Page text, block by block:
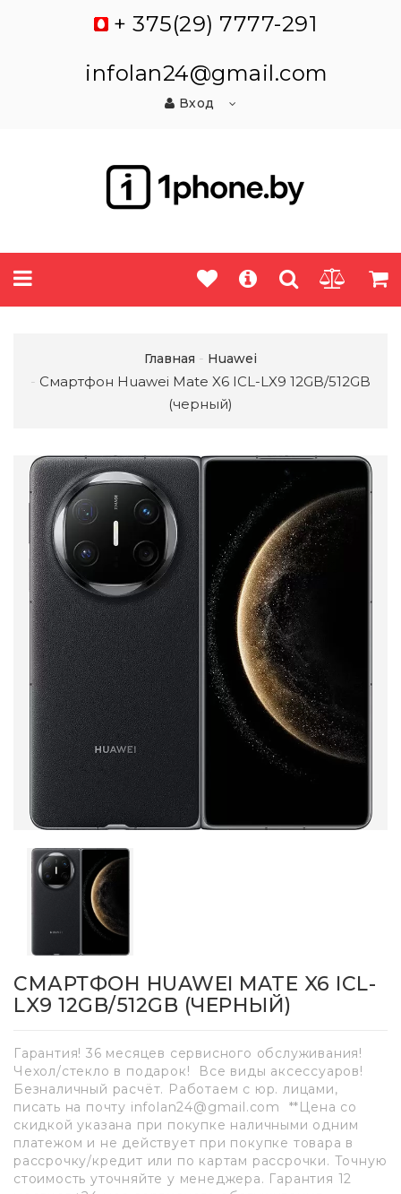
+ 375(29) 7777-291
infolan24@gmail.com
Вход
Главная Huawei
Смартфон Huawei Mate X6 ICL-LX9 12GB/512GB
(черный)
СМАРТФОН HUAWEI MATE X6 ICL-
LX9 12GB/512GB (ЧЕРНЫЙ)
Гарантия! 36 месяцев сервисного обслуживания!
Чехол/стекло в подарок! Все виды аксессуаров!
Безналичный расчёт. Работаем с юр. лицами,
писать на почту infolan24@gmail.com **Цена со
скидкой указана при покупке наличными одним
платежом и не действует при покупке товара в
рассрочку/кредит или по картам рассрочки. Точную
стоимость уточняйте у менеджера. Гарантия 12